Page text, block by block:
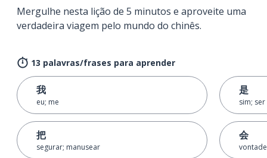
Mergulhe nesta lição de 5 minutos e aproveite uma
verdadeira viagem pelo mundo do chinês.
13 palavras/frases para aprender
我
eu; me
把
segurar; manusear
是
sim; ser
会